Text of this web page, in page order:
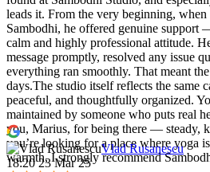
leads it. From the very beginning, when
Sambodhi, he offered genuine support
calm and highly professional attitude.
message promptly, resolved any issue
everything ran smoothly. That meant
days.The studio itself reflects the same
peaceful, and thoughtfully organized.
maintained by someone who puts real
you, Marius, for being there — steady,
you’re looking for a place where yoga
warmth, I strongly recommend
Vlad Rusanescu
18:20 23 Mar 25